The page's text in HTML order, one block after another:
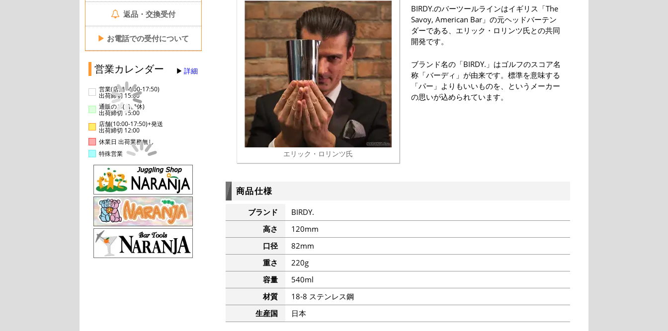
返品・交換受付
▶ お電話での受付について
営業カレンダー 詳細
営業(店舗14:00-17:50)
出荷締切 15:00
通販のみ(店舗休)
出荷締切 15:00
店舗(10:00-17:50)+発送
出荷締切 12:00
休業日 出荷業務無し
特殊営業
エリック・ロリンツ氏
BIRDY.のバーツールラインはイギリス「The
Savoy, American Bar」の元ヘッドバーテン
ダーである、エリック・ロリンツ氏との共同
開発です。
ブランド名の「BIRDY.」はゴルフのスコア名
称「バーディ」が由来です。標準を意味する
「パー」よりもいいものを、というメーカー
の思いが込められています。
商品仕様
ブランド
BIRDY.
高さ
120mm
口径
82mm
重さ
220g
容量
540ml
材質
18-8 ステンレス鋼
生産国
日本